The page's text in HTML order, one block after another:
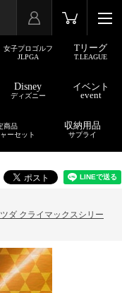
女子プロゴルフ
JLPGA
Tリーグ
T.LEAGUE
Disney
ディズニー
イベント
event
商品
ーセット
収納用品
サプライ
ダ クライマックスシリー